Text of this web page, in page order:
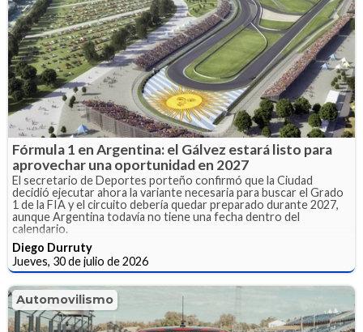
Fórmula 1 en Argentina: el Gálvez estará listo para
aprovechar una oportunidad en 2027
El secretario de Deportes porteño confirmó que la Ciudad
decidió ejecutar ahora la variante necesaria para buscar el Grado
1 de la FIA y el circuito debería quedar preparado durante 2027,
aunque Argentina todavía no tiene una fecha dentro del
calendario.
Diego Durruty
Jueves, 30 de julio de 2026
Automovilismo